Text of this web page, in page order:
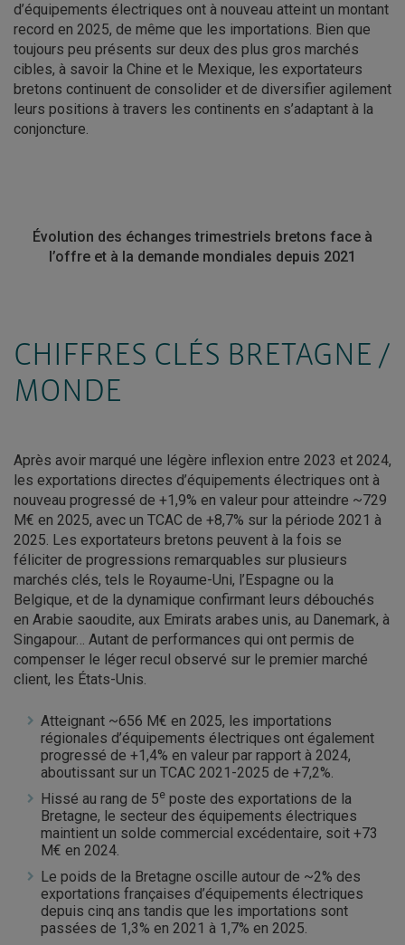
d’équipements électriques ont à nouveau atteint un montant
record en 2025, de même que les importations. Bien que
toujours peu présents sur deux des plus gros marchés
cibles, à savoir la Chine et le Mexique, les exportateurs
bretons continuent de consolider et de diversifier agilement
leurs positions à travers les continents en s’adaptant à la
conjoncture.
Évolution des échanges trimestriels bretons face à
l’offre et à la demande mondiales depuis 2021
CHIFFRES CLÉS BRETAGNE /
MONDE
Après avoir marqué une légère inflexion entre 2023 et 2024,
les exportations directes d’équipements électriques ont à
nouveau progressé de +1,9% en valeur pour atteindre ~729
M€ en 2025, avec un TCAC de +8,7% sur la période 2021 à
2025. Les exportateurs bretons peuvent à la fois se
féliciter de progressions remarquables sur plusieurs
marchés clés, tels le Royaume-Uni, l’Espagne ou la
Belgique, et de la dynamique confirmant leurs débouchés
en Arabie saoudite, aux Emirats arabes unis, au Danemark, à
Singapour… Autant de performances qui ont permis de
compenser le léger recul observé sur le premier marché
client, les États-Unis.
Atteignant ~656 M€ en 2025, les importations
régionales d’équipements électriques ont également
progressé de +1,4% en valeur par rapport à 2024,
aboutissant sur un TCAC 2021-2025 de +7,2%.
Hissé au rang de 5e poste des exportations de la
Bretagne, le secteur des équipements électriques
maintient un solde commercial excédentaire, soit +73
M€ en 2024.
Le poids de la Bretagne oscille autour de ~2% des
exportations françaises d’équipements électriques
depuis cinq ans tandis que les importations sont
passées de 1,3% en 2021 à 1,7% en 2025.